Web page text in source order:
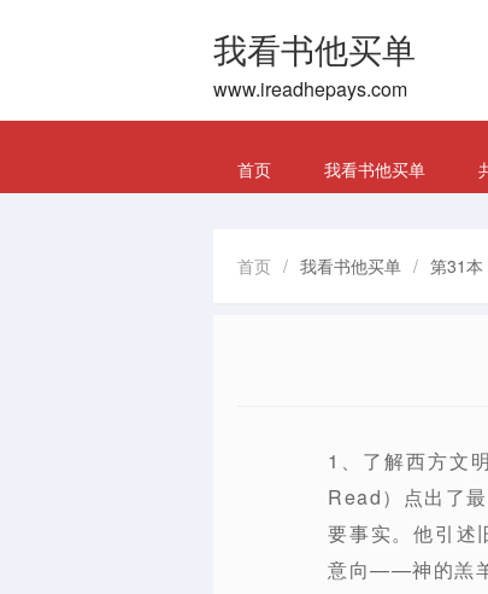
我看书他买单
www.ireadhepays.com
首页 我看书他买单
首页 / 我看书他买单 / 第31本
1、了解西方文
Read）点出了
要事实。他引述
意向——神的羔